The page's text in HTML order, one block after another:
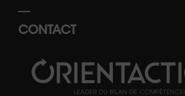
CONTACT